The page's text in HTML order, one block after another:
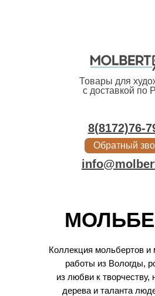
8(8172)76-
Обратный
Товары для
с доставкой по
Коллекция мольбертов и
работы из Вологды,
из любви к творчеству,
дерева и таланта